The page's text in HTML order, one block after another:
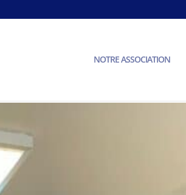
NOTRE ASSOCIATION